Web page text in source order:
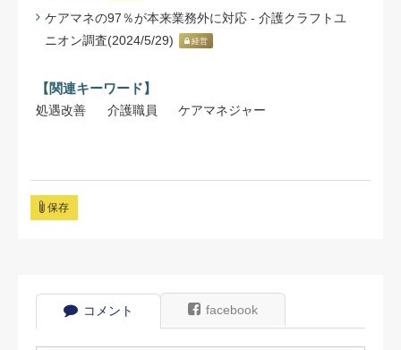
ケアマネの97％が本来業務外に対応 - 介護クラフトユ
ニオン調査(2024/5/29)
経営
【関連キーワード】
処遇改善 介護職員 ケアマネジャー
保存
コメント facebook